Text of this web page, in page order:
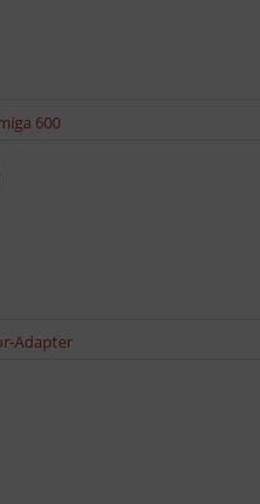
600
Adapter